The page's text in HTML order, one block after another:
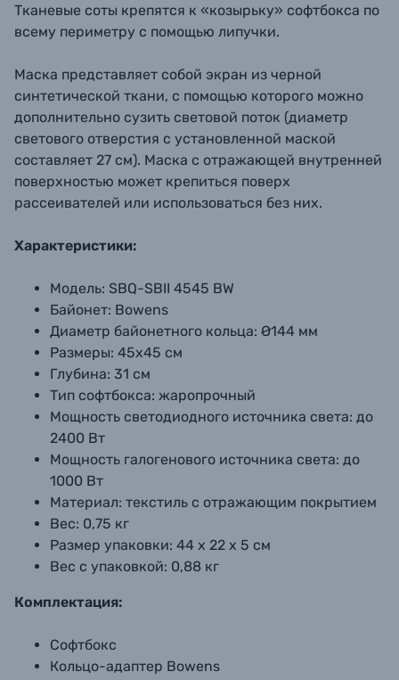
Тканевые соты крепятся к «козырьку» софтбокса по
всему периметру с помощью липучки.
Маска представляет собой экран из черной
синтетической ткани, с помощью которого можно
дополнительно сузить световой поток (диаметр
светового отверстия с установленной маской
составляет 27 см). Маска с отражающей внутренней
поверхностью может крепиться поверх
рассеивателей или использоваться без них.
Характеристики:
Модель: SBQ-SBII 4545 BW
Байонет: Bowens
Диаметр байонетного кольца: Ø144 мм
Размеры: 45х45 см
Глубина: 31 см
Тип софтбокса: жаропрочный
Мощность светодиодного источника света: до
2400 Вт
Мощность галогенового источника света: до
1000 Вт
Материал: текстиль с отражающим покрытием
Вес: 0,75 кг
Размер упаковки: 44 х 22 х 5 см
Вес с упаковкой: 0,88 кг
Комплектация:
Софтбокс
Кольцо-адаптер Bowens